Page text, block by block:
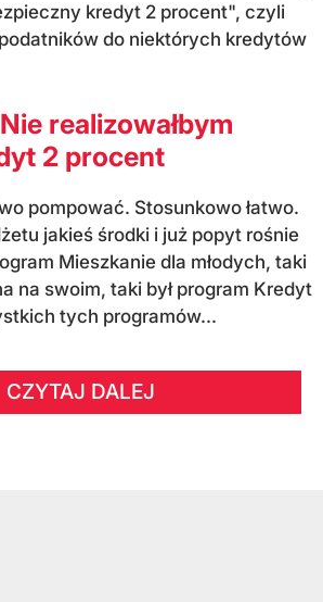
kredyt 2 procent", czyli
do niektórych kredytów
realizowałbym
2 procent
pompować. Stosunkowo łatwo.
jakieś środki i już popyt rośnie
Mieszkanie dla młodych, taki
na swoim, taki był program Kredyt
tych programów...
CZYTAJ DALEJ